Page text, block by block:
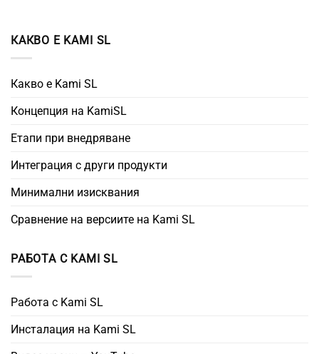
КАКВО Е KAMI SL
Какво е Kami SL
Концепция на KamiSL
Етапи при внедряване
Интеграция с други продукти
Минимални изисквания
Сравнение на версиите на Kami SL
РАБОТА С KAMI SL
Работа с Kami SL
Инсталация на Kami SL